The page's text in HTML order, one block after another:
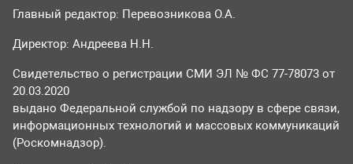
Главный редактор: Перевозникова О.А.
Директор: Андреева Н.Н.
Свидетельство о регистрации СМИ ЭЛ № ФС 77-78073 от
20.03.2020
выдано Федеральной службой по надзору в сфере связи,
информационных технологий и массовых коммуникаций
(Роскомнадзор).